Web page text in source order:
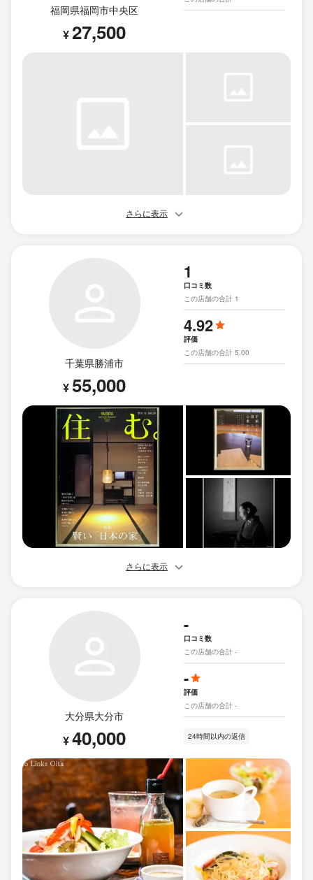
福岡県福岡市中央区
¥27,500
さらに表示
千葉県勝浦市
¥55,000
1
口コミ数
この店舗の合計 1
4.92
評価
この店舗の合計 5.00
さらに表示
大分県大分市
¥40,000
-
口コミ数
この店舗の合計 -
-
評価
この店舗の合計 -
24時間以内の返信